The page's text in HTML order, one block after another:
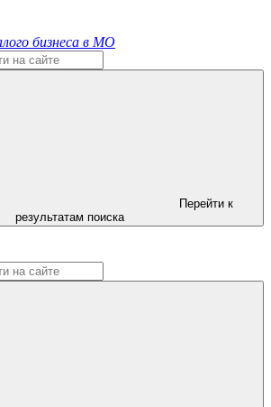
бизнеса в МО
Перейти к
результатам поиска